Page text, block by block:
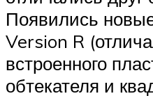
Появились
Version R
встроенного
обтекателя и